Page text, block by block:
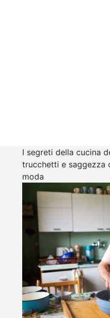
I segreti della cucina
trucchetti e saggezza
moda